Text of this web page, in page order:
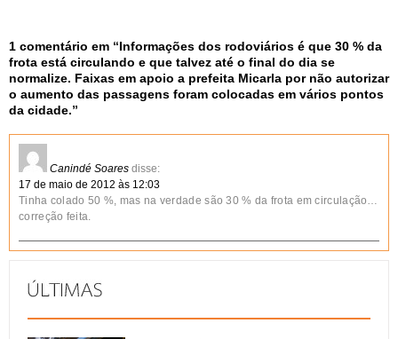
1 comentário em “Informações dos rodoviários é que 30 % da
frota está circulando e que talvez até o final do dia se
normalize. Faixas em apoio a prefeita Micarla por não autorizar
o aumento das passagens foram colocadas em vários pontos
da cidade.”
Canindé Soares disse:
17 de maio de 2012 às 12:03
Tinha colado 50 %, mas na verdade são 30 % da frota em circulação…
correção feita.